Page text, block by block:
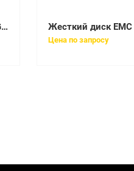
Жесткий диск EMC 3TB 6G 7.2K LFF SAS HDD [005050332]
Цена по запросу